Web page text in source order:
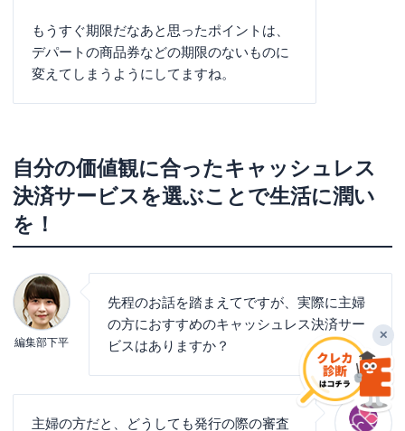
もうすぐ期限だなあと思ったポイントは、
デパートの商品券などの期限のないものに
変えてしまうようにしてますね。
自分の価値観に合ったキャッシュレス
決済サービスを選ぶことで生活に潤い
を！
編集部下平
先程のお話を踏まえてですが、実際に主婦
の方におすすめのキャッシュレス決済サー
ビスはありますか？
主婦の方だと、どうしても発行の際の審査
✕